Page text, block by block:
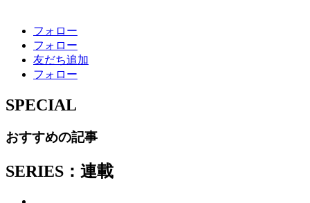
フォロー
フォロー
友だち追加
フォロー
SPECIAL
おすすめの記事
SERIES：連載